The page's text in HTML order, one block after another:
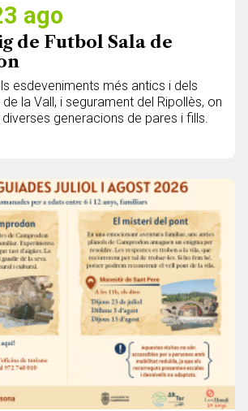
ago
de Futbol Sala de
esdeveniments més antics i dels
la Vall, i segurament del Ripollès, on
generacions de pares i fills.